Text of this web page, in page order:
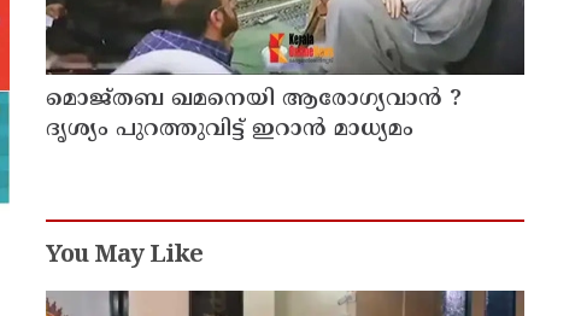
മൊജ്തബ ഖമനെയി ആരോഗ്യവാന്‍ ?
ദൃശ്യം പുറത്തുവിട്ട് ഇറാന്‍ മാധ്യമം
You May Like